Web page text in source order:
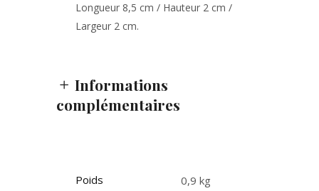
Longueur 8,5 cm / Hauteur 2 cm /
Largeur 2 cm.
Informations
complémentaires
Poids
0,9 kg